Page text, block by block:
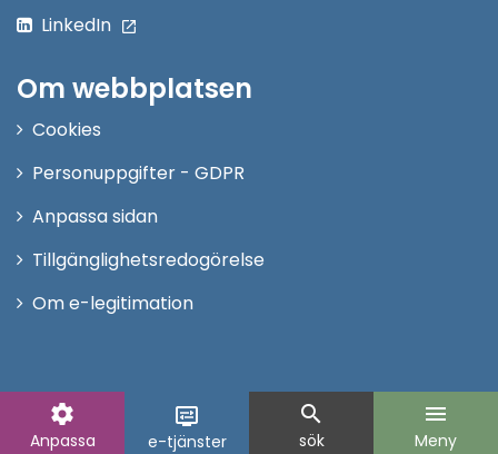
settings
Anpassa
display_settings
e-tjänster
search
sök
menu
Meny
LinkedIn
Om webbplatsen
Cookies
Personuppgifter - GDPR
Anpassa sidan
Tillgänglighetsredogörelse
Om e-legitimation